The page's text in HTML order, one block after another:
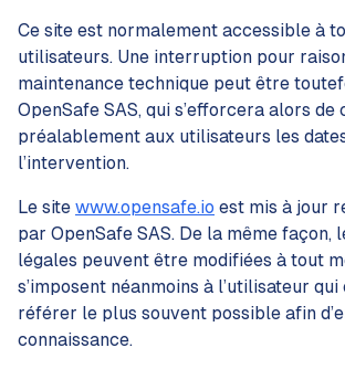
Ce site est normalement accessible à
utilisateurs. Une interruption pour
maintenance technique peut être
OpenSafe SAS, qui s’efforcera alors de
préalablement aux utilisateurs les
l’intervention.
Le site www.opensafe.io est mis à jour
par OpenSafe SAS. De la même façon,
légales peuvent être modifiées à tout
s’imposent néanmoins à l’utilisateur qui
référer le plus souvent possible afin
connaissance.